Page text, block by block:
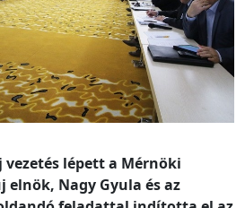
vezetés lépett a Mérnöki
elnök, Nagy Gyula és az